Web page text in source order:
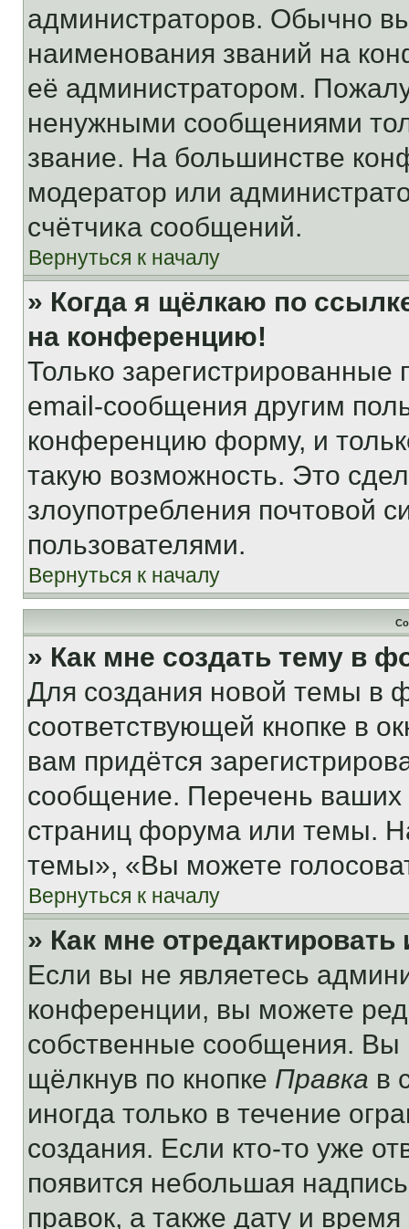
администраторов. Обычно
наименования званий на
её администратором.
ненужными сообщениями
звание. На большинстве
модератор или
счётчика сообщений.
Вернуться к началу
» Когда я щёлкаю по
на конференцию!
Только зарегистрированные
email-сообщения другим
конференцию форму, и
такую возможность. Это
злоупотребления почтовой
пользователями.
Вернуться к началу
» Как мне создать тему в
Для создания новой темы в
соответствующей кнопке в
вам придётся
сообщение. Перечень ваших
страниц форума или темы.
темы», «Вы можете
Вернуться к началу
» Как мне
Если вы не являетесь
конференции, вы можете
собственные сообщения. Вы
щёлкнув по кнопке Правка в
иногда только в течение
создания. Если кто-то уже
появится небольшая
правок, а также дату и